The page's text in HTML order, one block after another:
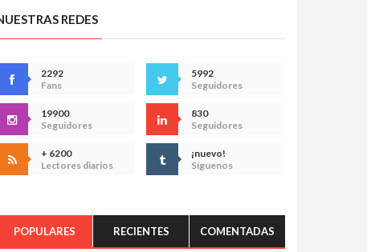
REDES
2292
Fans
5992
Seguidores
19900
Seguidores
830
Seguidores
+ 6200
Lectores diarios
¡nuevo!
Síguenos
POPULARES RECIENTES COMENTADAS